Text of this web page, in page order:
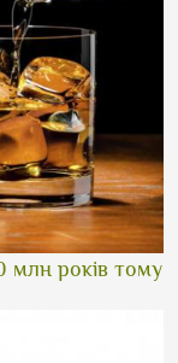
млн років тому